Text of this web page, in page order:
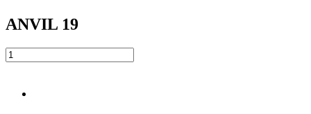
ANVIL 19
ANVIL
19